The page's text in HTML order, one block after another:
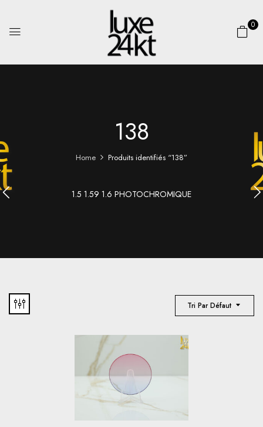
0
138
Home Produits identifiés “138”
1.5 1.59 1.6 PHOTOCHROMIQUE
Tri Par Défaut